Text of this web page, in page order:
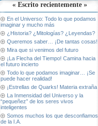
« Escrito recientemente »
En el Universo: Todo lo que podamos
imaginar y mucho más
¿Historia? ¿Mitologías? ¿Leyendas?
Queremos saber… ¡De tantas cosas!
Mira que si venimos del futuro
¡La Flecha del Tiempo! Camina hacia
el futuro incierto
Todo lo que podamos imaginar… ¡Se
puede hacer realidad!
¡Estrellas de Quarks! Materia extraña
La Inmensidad del Universo y la
“pequeñez” de los seres vivos
inteligentes
Somos muchos los que desconfiamos
de la I.A.